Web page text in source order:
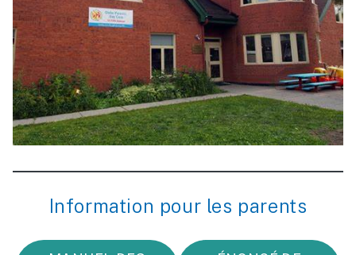
Information pour les parents